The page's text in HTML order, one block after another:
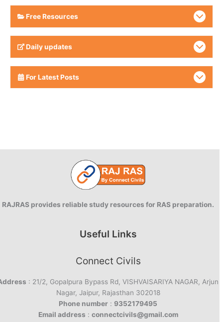
Free Resources
Daily updates
For Latest Posts
RAJRAS provides reliable study resources for RAS preparation.
Useful Links
Connect Civils
: 21/2, Gopalpura Bypass Rd, VISHVAISARIYA NAGAR, Arjun
Nagar, Jaipur, Rajasthan 302018
Phone number : 9352179495
Email address : connectcivils@gmail.com